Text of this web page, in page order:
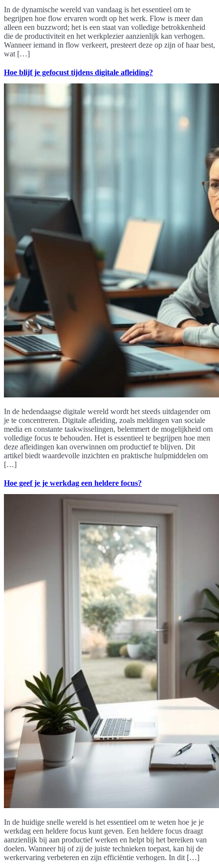
In de dynamische wereld van vandaag is het essentieel om te
begrijpen hoe flow ervaren wordt op het werk. Flow is meer dan
alleen een buzzword; het is een staat van volledige betrokkenheid
die de productiviteit en het werkplezier aanzienlijk kan verhogen.
Wanneer iemand in flow verkeert, presteert deze op zijn of haar best,
wat […]
Hoe blijf je gefocust tijdens digitale afleiding?
In de hedendaagse digitale wereld wordt het steeds uitdagender om
je te concentreren. Digitale afleiding, zoals meldingen van sociale
media en constante taakwisselingen, belemmert de mogelijkheid om
volledige focus te behouden. Het is essentieel te begrijpen hoe men
deze afleidingen kan overwinnen om productief te blijven. Dit
artikel biedt waardevolle inzichten en praktische hulpmiddelen om
[…]
Hoe geef je je werkdag een heldere focus?
In de huidige snelle wereld is het essentieel om te weten hoe je je
werkdag een heldere focus kunt geven. Een heldere focus draagt
aanzienlijk bij aan productief werken en helpt bij het bereiken van
doelen. Wanneer hij of zij de juiste technieken toepast, kan hij de
werkervaring verbeteren en zijn efficiëntie verhogen. In dit […]